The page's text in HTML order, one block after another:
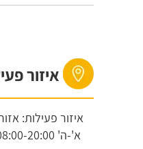
איזור
איזור פעילות:
א'-ה' 20:00,